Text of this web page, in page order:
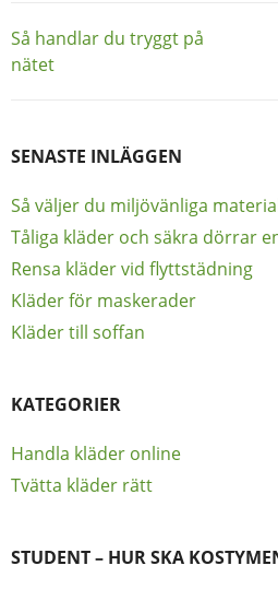
Inläggsnavigering
Så handlar du tryggt på
nätet
SENASTE INLÄGGEN
Så väljer du miljövänliga
Tåliga kläder och säkra dörrar
Rensa kläder vid flyttstädning
Kläder för maskerader
Kläder till soffan
KATEGORIER
Handla kläder online
Tvätta kläder rätt
STUDENT – HUR SKA